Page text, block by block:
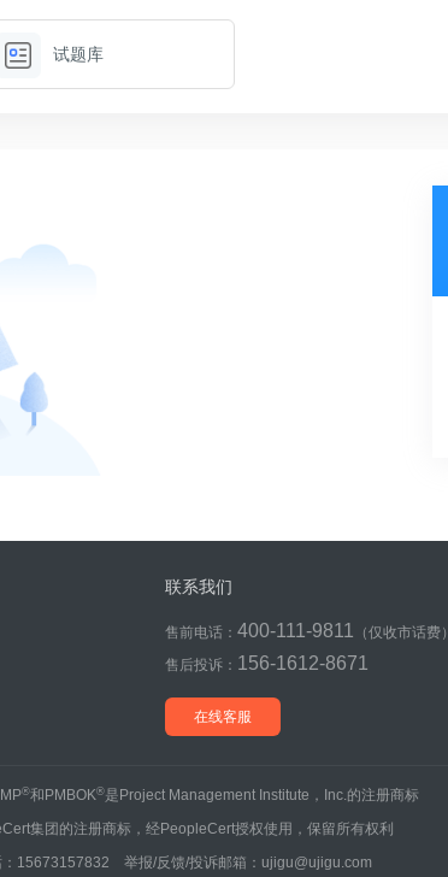
试题库
联系我们
售前电话： 400-111-9811 （仅收市话费）
售后投诉： 156-1612-8671
在线客服
®和PMBOK®是Project Management Institute，Inc.的注册商标
集团的注册商标，经PeopleCert授权使用，保留所有权利
：15673157832 举报/反馈/投诉邮箱：ujigu@ujigu.com